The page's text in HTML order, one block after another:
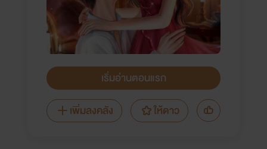
เริ่มอ่านตอนแรก
เพิ่มลงคลัง
ให้ดาว